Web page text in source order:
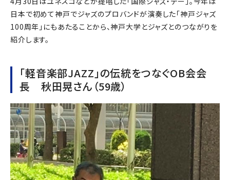
日本で初めて神戸でジャズのプロバンドが演奏した「神戸ジャズ
100周年」にもあたることから、神戸大学とジャズとのつながりを
紹介します。
「軽音楽部JAZZ」の伝統をつなぐOB会会
長 秋田晃さん（59歳）